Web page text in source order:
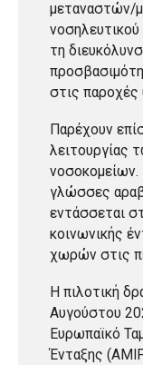
μεταναστών/
νοσηλευτικού
τη
στις παροχές
Παρέχουν
λειτουργίας
νοσοκομείων.
γλώσσες
εντάσσεται
κοινωνικής
χωρών στις
Η πιλοτική
Αυγούστου
Ευρωπαϊκό
Ένταξης